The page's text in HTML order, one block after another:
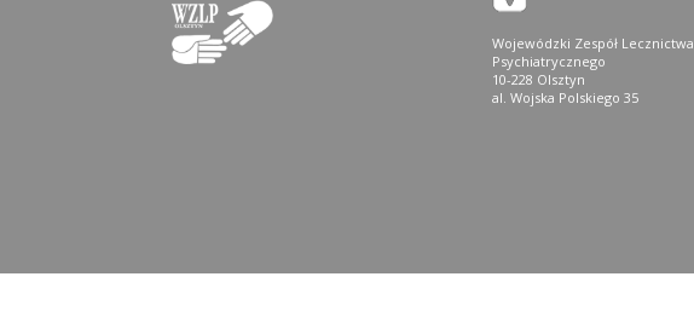
Wojewódzki Zespół Lecznictwa
Psychiatrycznego
10-228 Olsztyn
al. Wojska Polskiego 35